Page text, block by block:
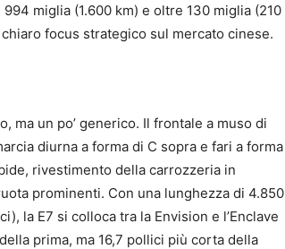
miglia (1.600 km) e oltre 130 miglia (210
focus strategico sul mercato cinese.
ma un po’ generico. Il frontale a muso di
diurna a forma di C sopra e fari a forma
rivestimento della carrozzeria in
prominenti. Con una lunghezza di 4.850
la E7 si colloca tra la Envision e l’Enclave
prima, ma 16,7 pollici più corta della